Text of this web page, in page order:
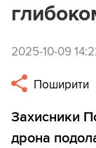
2025-10-09
Поширити
Захисники
дрона